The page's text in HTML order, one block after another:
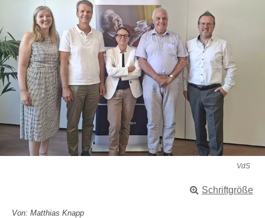
VdS
Schriftgröße
Von: Matthias Knapp